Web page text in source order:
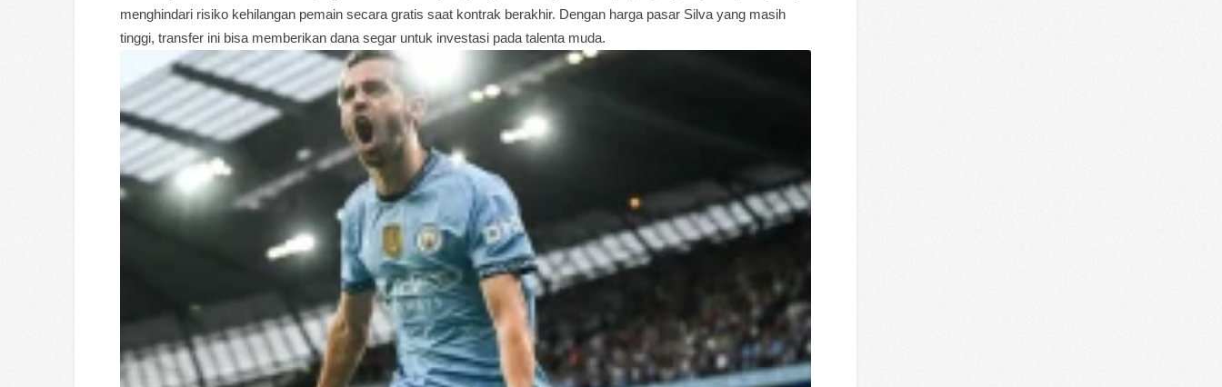
menghindari risiko kehilangan pemain secara gratis saat kontrak berakhir. Dengan harga pasar Silva yang masih
tinggi, transfer ini bisa memberikan dana segar untuk investasi pada talenta muda.